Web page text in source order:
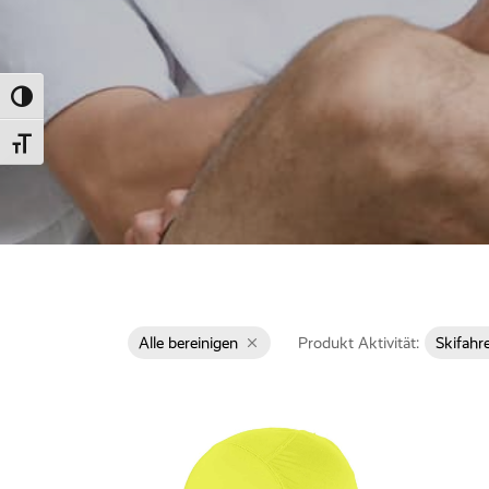
Umschalten auf hohe Kontraste
Schrift vergrößern
Alle bereinigen Produkt Aktivität: